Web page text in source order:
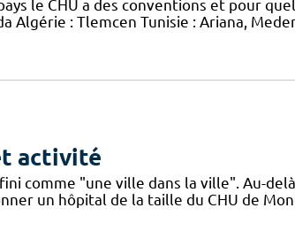
le CHU a des conventions et pour
Algérie : Tlemcen Tunisie : Ariana,
activité
comme "une ville dans la ville". Au-
un hôpital de la taille du CHU de